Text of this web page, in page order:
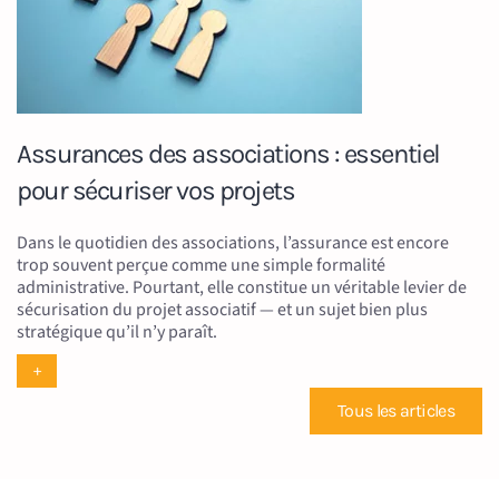
Assurances des associations : essentiel
pour sécuriser vos projets
Dans le quotidien des associations, l’assurance est encore
trop souvent perçue comme une simple formalité
administrative. Pourtant, elle constitue un véritable levier de
sécurisation du projet associatif — et un sujet bien plus
stratégique qu’il n’y paraît.
+
Tous les articles